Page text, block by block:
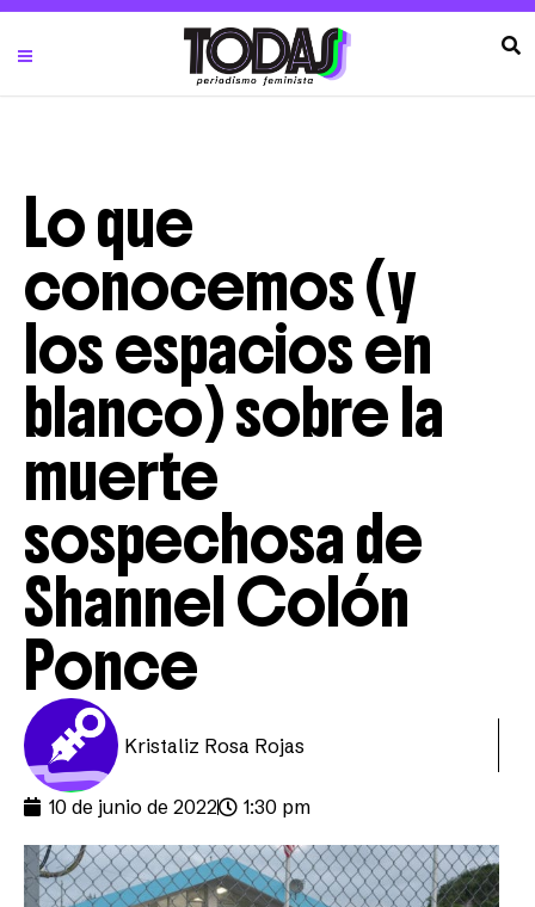
Lo que
conocemos (y
los espacios en
blanco) sobre la
muerte
sospechosa de
Shannel Colón
Ponce
Kristaliz Rosa Rojas
10 de junio de 2022 1:30 pm